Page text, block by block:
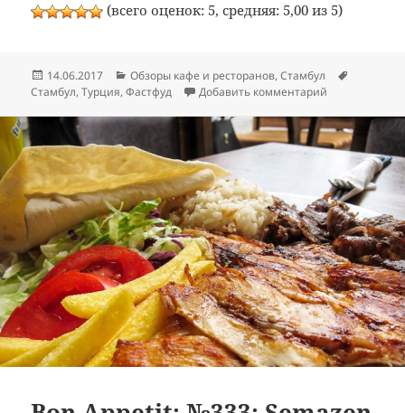
(всего оценок: 5, средняя: 5,00 из 5)
Опубликовано
14.06.2017 Рубрики
Обзоры кафе и ресторанов,Стамбул
Стамбул,Турция,Фастфуд Добавить комментарий